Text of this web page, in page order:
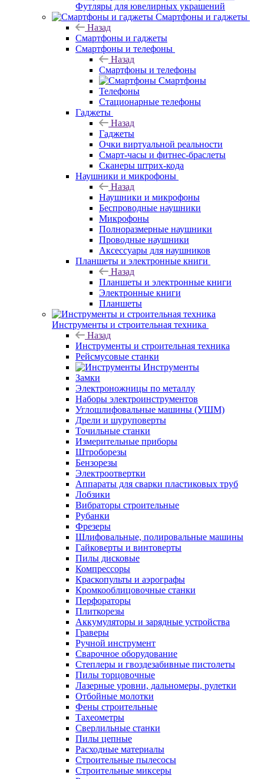
Футляры для ювелирных украшений
Смартфоны и гаджеты
Назад
Смартфоны и гаджеты
Смартфоны и телефоны
Назад
Смартфоны и телефоны
Смартфоны
Телефоны
Стационарные телефоны
Гаджеты
Назад
Гаджеты
Очки виртуальной реальности
Смарт-часы и фитнес-браслеты
Сканеры штрих-кода
Наушники и микрофоны
Назад
Наушники и микрофоны
Беспроводные наушники
Микрофоны
Полноразмерные наушники
Проводные наушники
Аксессуары для наушников
Планшеты и электронные книги
Назад
Планшеты и электронные книги
Электронные книги
Планшеты
Инструменты и строительная техника
Назад
Инструменты и строительная техника
Рейсмусовые станки
Инструменты
Замки
Электроножницы по металлу
Наборы электроинструментов
Углошлифовальные машины (УШМ)
Дрели и шуруповерты
Точильные станки
Измерительные приборы
Штроборезы
Бензорезы
Электроотвертки
Аппараты для сварки пластиковых труб
Лобзики
Вибраторы строительные
Рубанки
Фрезеры
Шлифовальные, полировальные машины
Гайковерты и винтоверты
Пилы дисковые
Компрессоры
Краскопульты и аэрографы
Кромкооблицовочные станки
Перфораторы
Плиткорезы
Аккумуляторы и зарядные устройства
Граверы
Ручной инструмент
Сварочное оборудование
Степлеры и гвоздезабивные пистолеты
Пилы торцовочные
Лазерные уровни, дальномеры, рулетки
Отбойные молотки
Фены строительные
Тахеометры
Сверлильные станки
Пилы цепные
Расходные материалы
Строительные пылесосы
Строительные миксеры